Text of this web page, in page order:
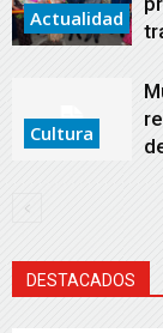
Actualidad
Cultura
DESTACADOS